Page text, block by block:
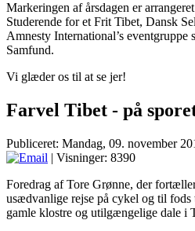
Markeringen af årsdagen er
Studerende for et Frit Tibet, Dansk
Amnesty International’s eventgruppe
Samfund.
Vi glæder os til at se jer!
Farvel Tibet - på
Publiceret: Mandag, 09. november
| Visninger: 8390
Foredrag af Tore Grønne, der
usædvanlige rejse på cykel og til fods
gamle klostre og utilgængelige dale i